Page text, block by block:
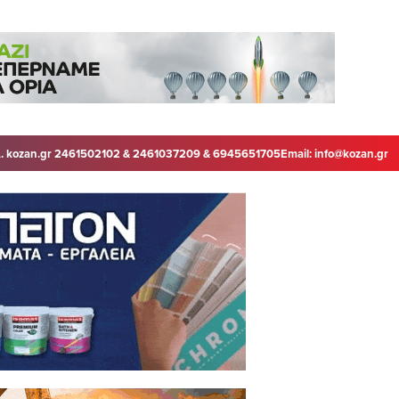
kozan.gr 2461502102 & 2461037209 & 6945651705Email:info@kozan.gr